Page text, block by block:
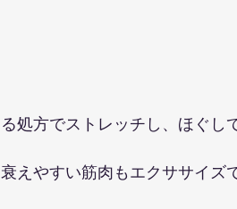
る処方でストレッチし、ほぐし
衰えやすい筋肉もエクササイズ